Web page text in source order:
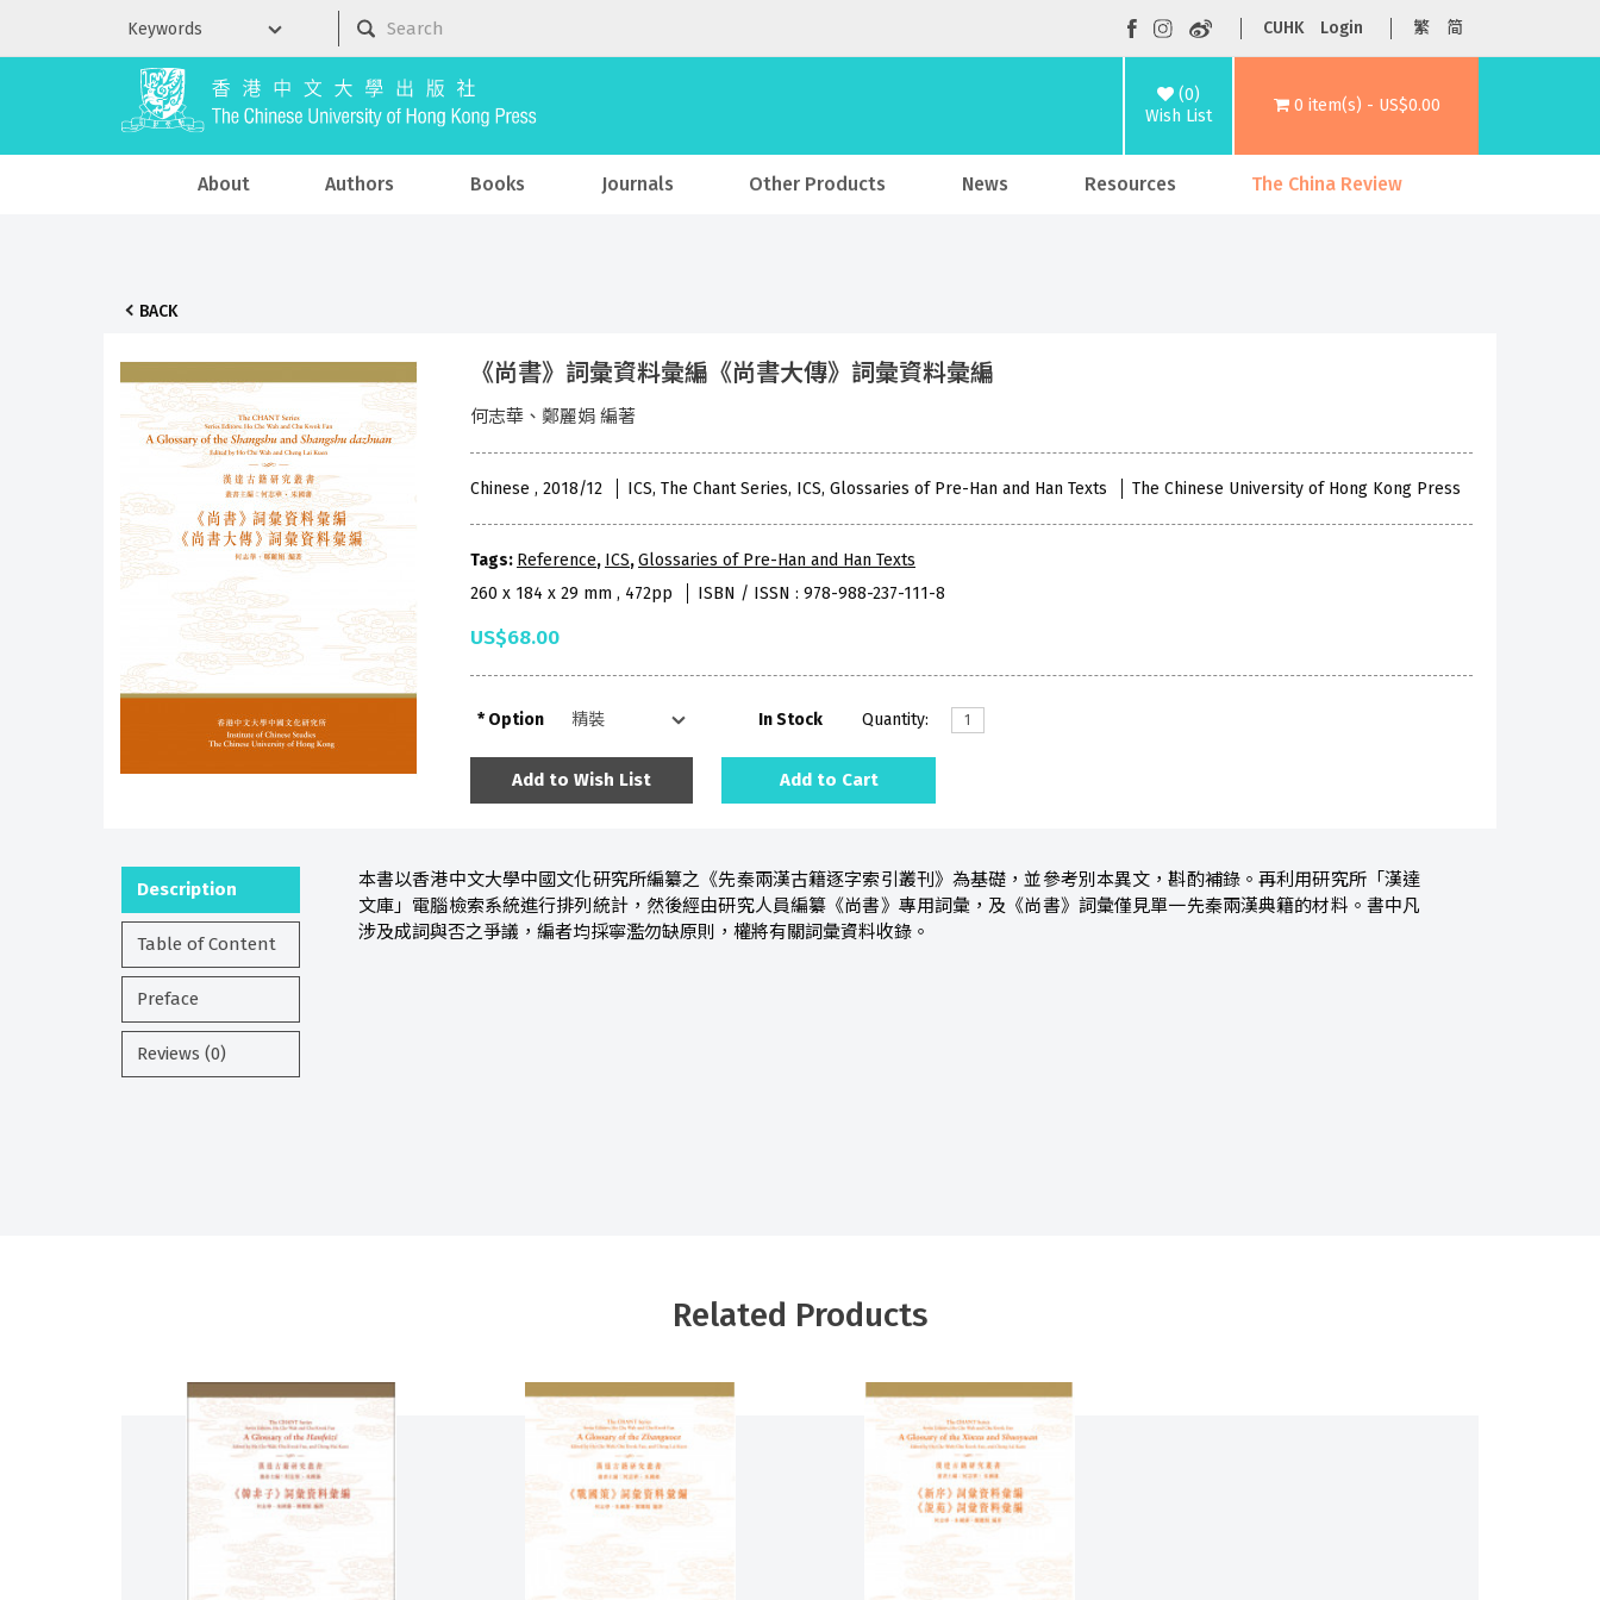
CUHK Login 繁 简
(0)
Wish List
0 item(s) - US$0.00
About Authors Books Journals Other Products News Resources The China Review
BACK
《尚書》詞彙資料彙編《尚書大傳》詞彙資料彙編
何志華、鄭麗娟 編著
Chinese , 2018/12 ICS, The Chant Series, ICS, Glossaries of Pre-Han and Han Texts The Chinese University of Hong Kong Press
Tags: Reference, ICS,Glossaries of Pre-Han and Han Texts
260 x 184 x 29 mm , 472pp
ISBN / ISSN : 978-988-237-111-8
US$68.00
Option In Stock Quantity:
Add to Wish List Add to Cart
Description
Table of Content
Preface
Reviews (0)
本書以香港中文大學中國文化研究所編纂之《先秦兩漢古籍逐字索引叢刊》為基礎，並參考別本異文，斟酌補錄。再利用研究所「漢達
文庫」電腦檢索系統進行排列統計，然後經由研究人員編纂《尚書》專用詞彙，及《尚書》詞彙僅見單一先秦兩漢典籍的材料。書中凡
涉及成詞與否之爭議，編者均採寧濫勿缺原則，權將有關詞彙資料收錄。
Related Products